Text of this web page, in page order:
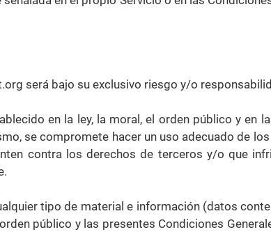
será bajo su exclusivo riesgo y/o
en la ley, la moral, el orden público y en
se compromete hacer un uso adecuado de
contra los derechos de terceros y/o que
tipo de material e información (datos
público y las presentes Condiciones